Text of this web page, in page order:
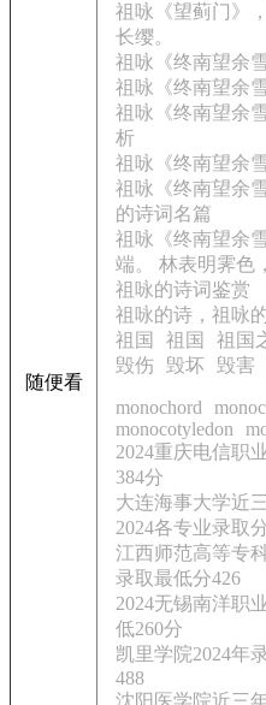
随便看
祖咏《望蓟门》
长缨。
祖咏《终南望余雪
祖咏《终南望余雪
祖咏《终南望余
析
祖咏《终南望余
祖咏《终南望余
的诗词名篇
祖咏《终南望余
端。 林表明霁色
祖咏的诗词鉴赏
祖咏的诗，祖咏
祖国
祖国 祖国
毁伤
毁坏 毁害
monochord
monocotyledon
2024重庆电信职
384分
大连海事大学近
2024各专业录取分
江西师范高等专
录取最低分426
2024无锡南洋职
低260分
凯里学院2024年
488
沈阳医学院近三